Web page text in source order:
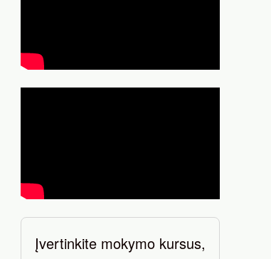
Įvertinkite mokymo kursus,